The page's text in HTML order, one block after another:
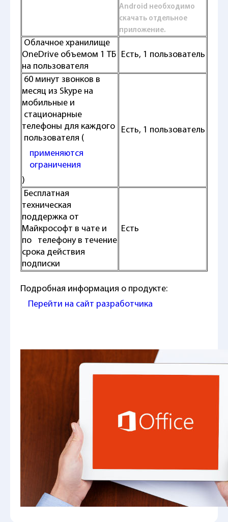
Android необходимо
скачать отдельное
приложение.
Облачное хранилище
OneDrive объемом 1 ТБ
на пользователя
Есть, 1 пользователь
60 минут звонков в
месяц из Skype на
мобильные и
стационарные
телефоны для каждого
пользователя (
применяются
ограничения
)
Есть, 1 пользователь
Бесплатная
техническая
поддержка от
Майкрософт в чате и
по телефону в течение
срока действия
подписки
Есть
Подробная информация о продукте:
Перейти на сайт разработчика